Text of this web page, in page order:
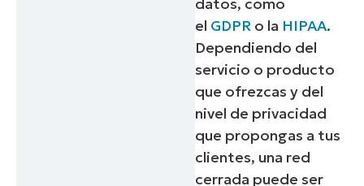
el GDPR o la HIPAA.
Dependiendo del
servicio o producto
que ofrezcas y del
nivel de privacidad
que propongas a tus
clientes, una red
cerrada puede ser